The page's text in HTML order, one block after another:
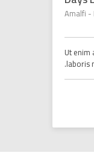
Amalfi -
Ut
laboris